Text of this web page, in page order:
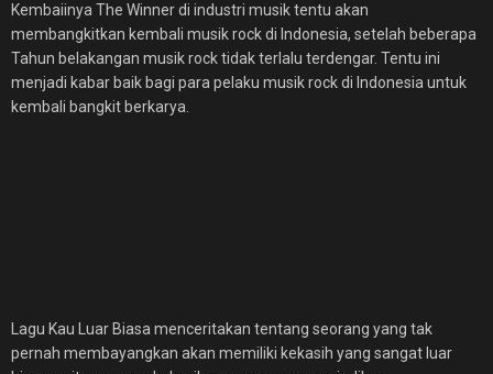
Kembaiinya The Winner di industri musik tentu akan
membangkitkan kembali musik rock di Indonesia, setelah beberapa
Tahun belakangan musik rock tidak terlalu terdengar. Tentu ini
menjadi kabar baik bagi para pelaku musik rock di lndonesia untuk
kembali bangkit berkarya.
Lagu Kau Luar Biasa menceritakan tentang seorang yang tak
pernah membayangkan akan memiliki kekasih yang sangat luar